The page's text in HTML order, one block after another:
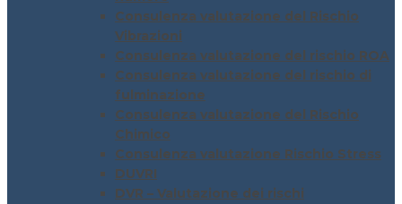
Consulenza valutazione del Rischio
Vibrazioni
Consulenza valutazione del rischio ROA
Consulenza valutazione del rischio di
fulminazione
Consulenza valutazione del Rischio
Chimico
Consulenza valutazione Rischio Stress
DUVRI
DVR – Valutazione dei rischi